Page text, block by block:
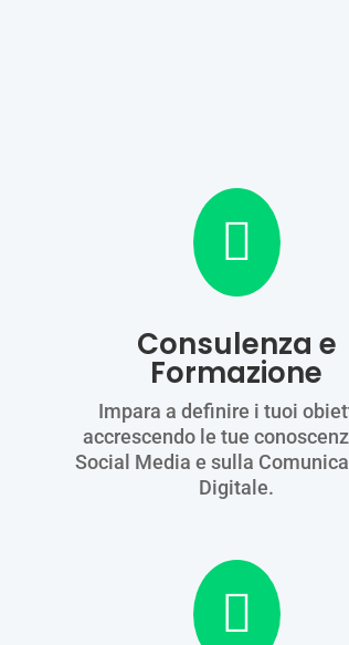

Consulenza e
Formazione
Impara a definire i tuoi
accrescendo le tue
Social Media e sulla
Digitale.
